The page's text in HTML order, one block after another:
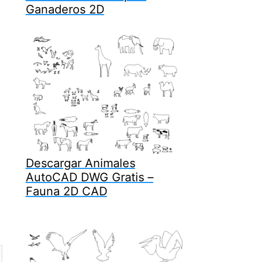
Ganaderos 2D
Descargar Animales
AutoCAD DWG Gratis –
Fauna 2D CAD